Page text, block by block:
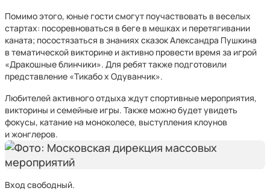
Помимо этого, юные гости смогут поучаствовать в веселых
стартах: посоревноваться в беге в мешках и перетягивании
каната; посостязаться в знаниях сказок Александра Пушкина
в тематической викторине и активно провести время за игрой
«Дракошные блинчики». Для ребят также подготовили
представление «Тикабо х Одуванчик».
Любителей активного отдыха ждут спортивные мероприятия,
викторины и семейные игры. Также можно будет увидеть
фокусы, катание на моноколесе, выступления клоунов
и жонглеров.
Вход свободный.